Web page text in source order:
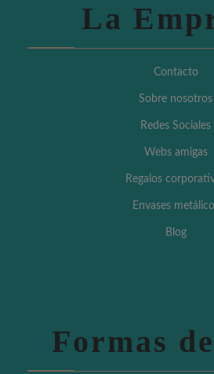
La
Contacto
Sobre nosotros
Redes Sociales
Webs amigas
Regalos
Envases
Blog
Formas